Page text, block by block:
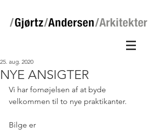
NYE ANSIGTER
25. aug. 2020
Vi har fornøjelsen af at byde
velkommen til to nye praktikanter.
Bilge er